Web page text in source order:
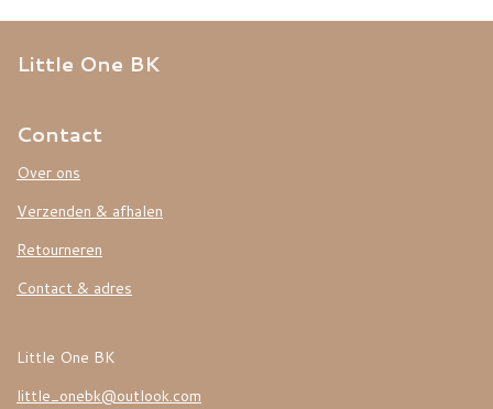
Little One BK
Contact
Over ons
Verzenden & afhalen
Retourneren
Contact & adres
Little One BK
little_onebk@outlook.com